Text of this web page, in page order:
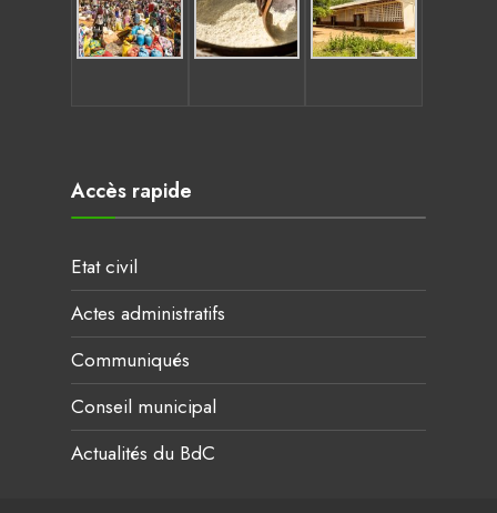
Accès rapide
Etat civil
Actes administratifs
Communiqués
Conseil municipal
Actualités du BdC